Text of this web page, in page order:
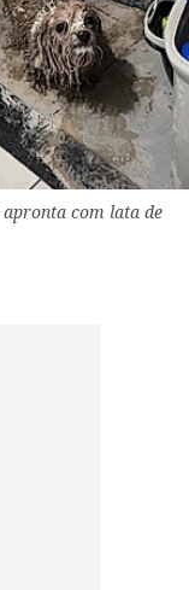
apronta com lata de